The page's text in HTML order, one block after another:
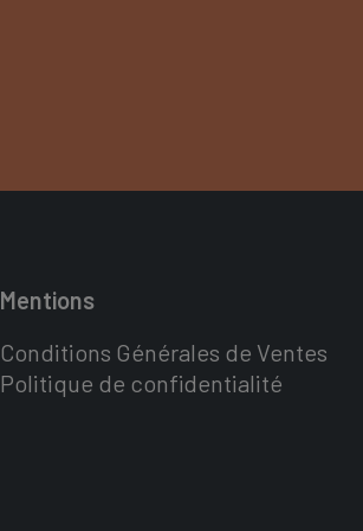
Mentions
Conditions Générales de Ventes
Politique de confidentialité